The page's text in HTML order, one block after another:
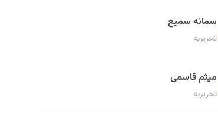
سمانه سمیع
تحریریه
میثم قاسمی
تحریریه